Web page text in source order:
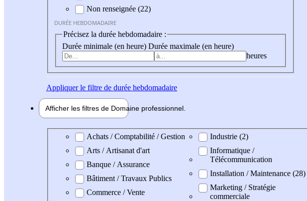
Non renseignée (22)
DURÉE HEBDOMADAIRE
Précisez la durée hebdomadaire :
Durée minimale (en heure) Durée maximale (en heure)
heures
Appliquerle filtre de durée hebdomadaire
Afficher les filtres de Domaine professionnel
Domaine professionel
Achats / Comptabilité / Gestion
Arts / Artisanat d'art
Banque / Assurance
Bâtiment / Travaux Publics
Commerce / Vente
Industrie (2)
Informatique /
Télécommunication
Installation / Maintenance (28)
Marketing / Stratégie
commerciale